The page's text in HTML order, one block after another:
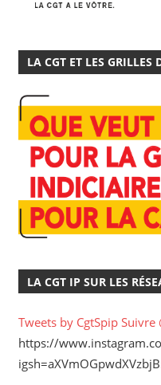
LA CGT ET LES GRILLES
LA CGT IP SUR LES
Tweets by CgtSpip Suivre
https://